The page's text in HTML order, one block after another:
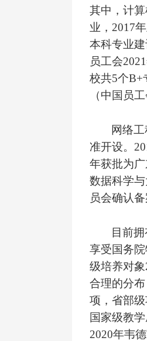
其中，计
业， 2017
本科专业
员工会2021
校共5个B+
（中国员
网络
准开设。
年获批为
数据科学
员会确认
目前
享受国务
级培养对象
合理的分
项，省部
国家级教
2020年韦